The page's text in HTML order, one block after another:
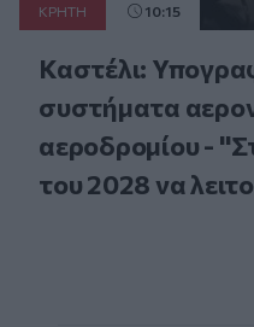
ΚΡΗΤΗ 10:15
Καστέλι:
συστήματα
αεροδρομίου -
του 2028 να